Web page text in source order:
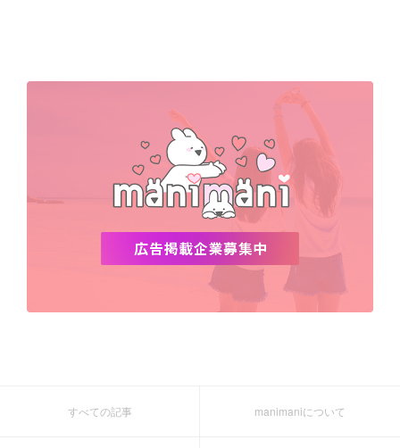
すべての記事 manimaniについて